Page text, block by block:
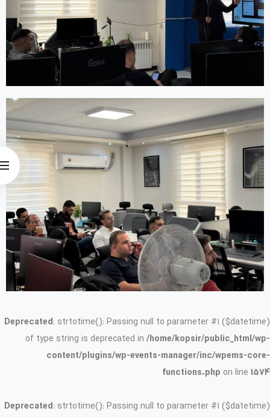
Deprecated: strtotime(): Passing null to parameter #1 ($datetime)
of type string is deprecated in /home/kopsir/public_html/wp-
content/plugins/wp-events-manager/inc/wpems-core-
functions.php on line 1574
Deprecated: strtotime(): Passing null to parameter #1 ($datetime)